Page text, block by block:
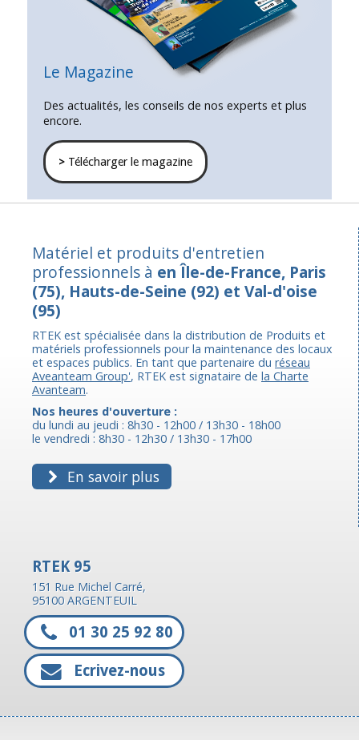
Le Magazine
Des actualités, les conseils de nos experts et plus
encore.
>Télécharger le magazine
Matériel et produits d'entretien
professionnels à en Île-de-France, Paris
(75), Hauts-de-Seine (92) et Val-d'oise
(95)
RTEK est spécialisée dans la distribution de Produits et
matériels professionnels pour la maintenance des locaux
et espaces publics. En tant que partenaire du réseau
Aveanteam Group', RTEK est signataire de la Charte
Avanteam.
Nos heures d'ouverture :
du lundi au jeudi : 8h30 - 12h00 / 13h30 - 18h00
le vendredi : 8h30 - 12h30 / 13h30 - 17h00
En savoir plus
RTEK 95
151 Rue Michel Carré,
95100 ARGENTEUIL
01 30 25 92 80
Ecrivez-nous